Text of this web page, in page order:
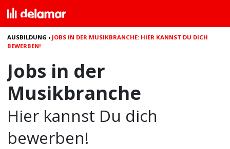
AUSBILDUNG › JOBS IN DER MUSIKBRANCHE: HIER KANNST DU DICH
BEWERBEN!
Jobs in der
Musikbranche
Hier kannst Du dich
bewerben!